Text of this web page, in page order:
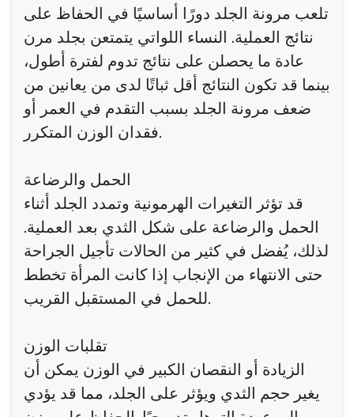
تلعب مرونة الجلد دورًا أساسيًا في الحفاظ على
نتائج العملية. النساء اللواتي يتمتعن بجلد مرن
عادة ما يحصلن على نتائج تدوم لفترة أطول،
بينما قد تكون النتائج أقل ثباتًا لدى من يعانين من
ضعف مرونة الجلد بسبب التقدم في العمر أو
فقدان الوزن المتكرر.
الحمل والرضاعة
قد تؤثر التغيرات الهرمونية وتمدد الجلد أثناء
الحمل والرضاعة على شكل الثدي بعد العملية.
لذلك، يُفضل في كثير من الحالات تأجيل الجراحة
حتى الانتهاء من الإنجاب إذا كانت المرأة تخطط
للحمل في المستقبل القريب.
تقلبات الوزن
الزيادة أو النقصان الكبير في الوزن يمكن أن
يغير حجم الثدي ويؤثر على الجلد، مما قد يؤدي